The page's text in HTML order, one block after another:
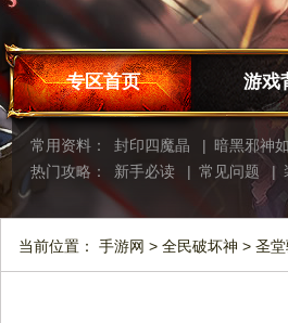
专区首页 游戏
常用资料： 封印四魔晶 | 暗黑邪神
热门攻略：
新手必读 | 常见问题 |
当前位置： 手游网 > 全民破坏神 > 圣